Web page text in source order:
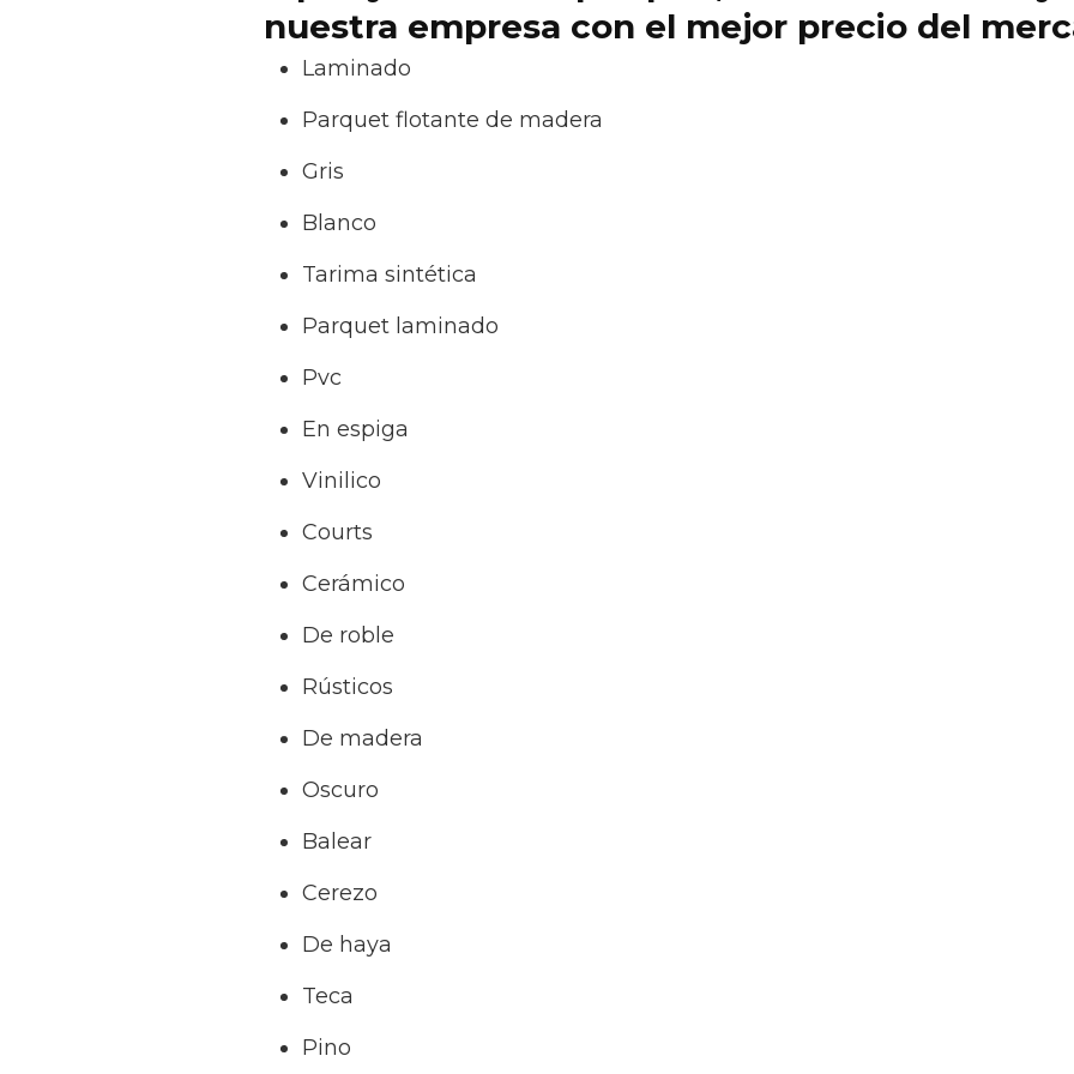
nuestra empresa con el mejor precio del
Laminado
Parquet flotante de madera
Gris
Blanco
Tarima sintética
Parquet laminado
Pvc
En espiga
Vinilico
Courts
Cerámico
De roble
Rústicos
De madera
Oscuro
Balear
Cerezo
De haya
Teca
Pino